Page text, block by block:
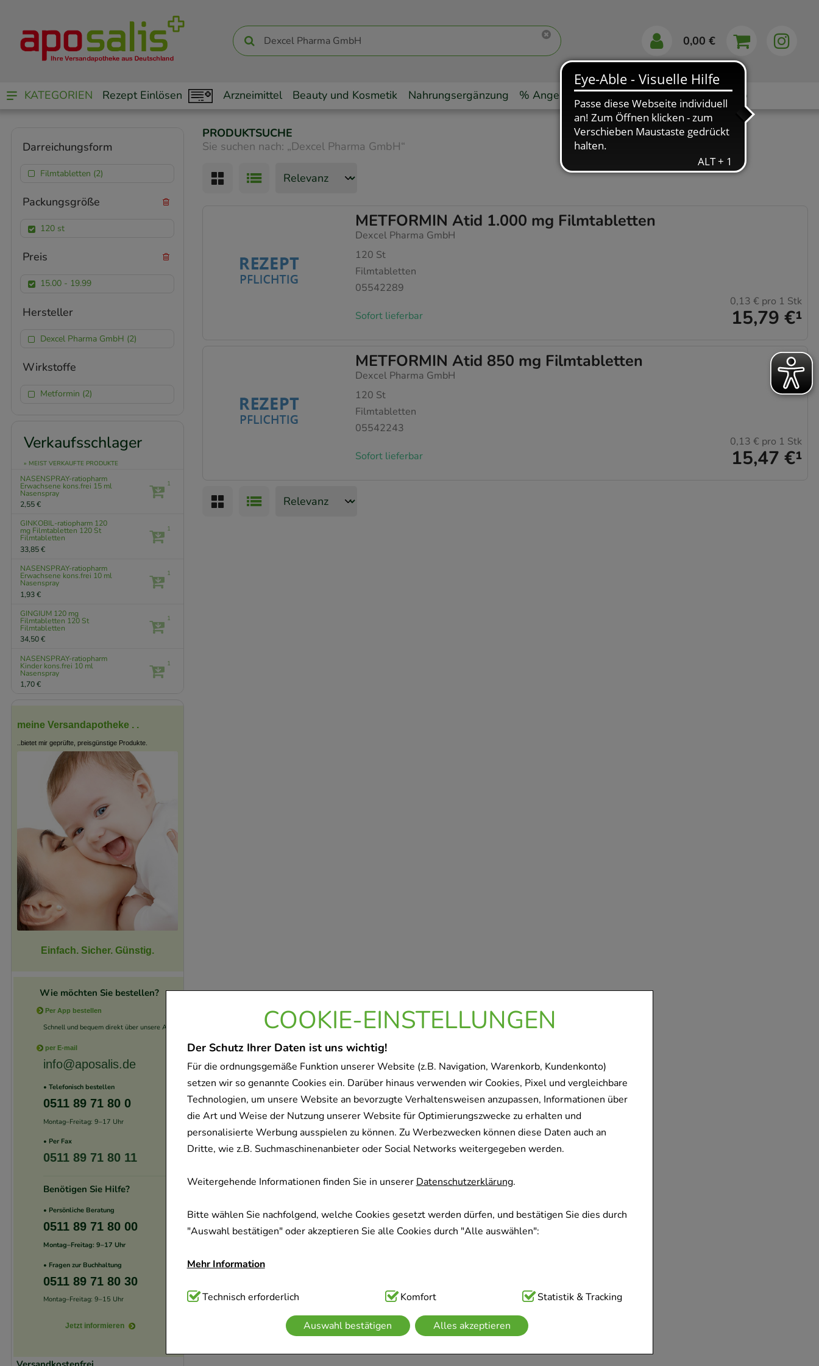
COOKIE-EINSTELLUNGEN
Der Schutz Ihrer Daten ist uns wichtig!
Für die ordnungsgemäße Funktion unserer Website (z.B. Navigation, Warenkorb, Kundenkonto)
setzen wir so genannte Cookies ein. Darüber hinaus verwenden wir Cookies, Pixel und vergleichbare
Technologien, um unsere Website an bevorzugte Verhaltensweisen anzupassen, Informationen über
die Art und Weise der Nutzung unserer Website für Optimierungszwecke zu erhalten und
personalisierte Werbung ausspielen zu können. Zu Werbezwecken können diese Daten auch an
Dritte, wie z.B. Suchmaschinenanbieter oder Social Networks weitergegeben werden.
Weitergehende Informationen finden Sie in unsererDatenschutzerklärung.
Bitte wählen Sie nachfolgend, welche Cookies gesetzt werden dürfen, und bestätigen Sie dies durch
"Auswahl bestätigen" oder akzeptieren Sie alle Cookies durch "Alle auswählen":
Mehr Information
Technisch Notwendig:Hierbei handelt es sich um Cookies, die für die Grundfunktionen unserer
Website notwendig sind (z.B. Navigation, Warenkorb, Kundenkonto), weshalb auf diese nicht
verzichtet werden kann.
Technisch erforderlich Komfort Statistik & Tracking
Auswahl bestätigen Alles akzeptieren
0,00 €
KATEGORIEN Rezept Einlösen Arzneimittel Beauty und Kosmetik Nahrungsergänzung % Angebote Markenshops Ratgeber App
PRODUKTSUCHE
Sie suchen nach: „Dexcel Pharma GmbH“
METFORMIN Atid 1.000 mg Filmtabletten
Dexcel Pharma GmbH
120 St
Filmtabletten
05542289
Sofort lieferbar 15,79 €¹
0,13 € pro 1 Stk
METFORMIN Atid 850 mg Filmtabletten
Dexcel Pharma GmbH
120 St
Filmtabletten
05542243
Sofort lieferbar 15,47 €¹
0,13 € pro 1 Stk
Darreichungsform
Filmtabletten (2)
Packungsgröße
120 st
Preis
15.00 - 19.99
Hersteller
Dexcel Pharma GmbH (2)
Wirkstoffe
Metformin (2)
Verkaufsschlager
» MEIST VERKAUFTE PRODUKTE
NASENSPRAY-ratiopharm
Erwachsene kons.frei 15 ml
Nasenspray
2,55 €
1
GINKOBIL-ratiopharm 120
mg Filmtabletten 120 St
Filmtabletten
33,85 €
1
NASENSPRAY-ratiopharm
Erwachsene kons.frei 10 ml
Nasenspray
1,93 €
1
GINGIUM 120 mg
Filmtabletten 120 St
Filmtabletten
34,50 €
1
NASENSPRAY-ratiopharm
Kinder kons.frei 10 ml
Nasenspray
1,70 €
1
meine Versandapotheke . .
..bietet mir geprüfte, preisgünstige Produkte.
Einfach. Sicher. Günstig.
Wie möchten Sie bestellen?
Per App bestellen
Schnell und bequem direkt über unsere App.
per E-mail
info@aposalis.de
• Telefonisch bestellen
0511 89 71 80 0
Montag–Freitag: 9–17 Uhr
• Per Fax
0511 89 71 80 11
Benötigen Sie Hilfe?
• Persönliche Beratung
0511 89 71 80 00
Montag–Freitag: 9–17 Uhr
• Fragen zur Buchhaltung
0511 89 71 80 30
Montag–Freitag: 9–15 Uhr
Jetzt informieren